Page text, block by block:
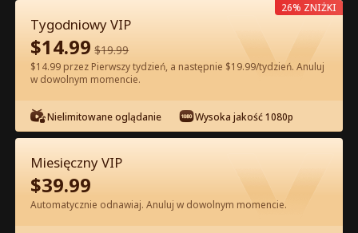
60
Tygodniowy VIP
$14.99 $19.99
$14.99 przez Pierwszy tydzień, a następnie $19.99/tydzień. Anuluj
w dowolnym momencie.
Nielimitowane oglądanie Wysoka jakość 1080p
26% ZNIŻKI
Miesięczny VIP
$39.99
Automatycznie odnawiaj. Anuluj w dowolnym momencie.